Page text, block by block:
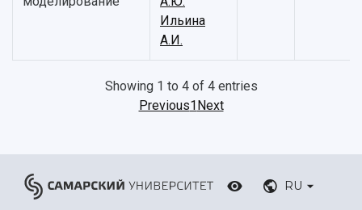
Ботанический сад
Умный дом бабочек
Международный межвузовский кампус
Сведения об образовательной организации
Официальные документы
Ильина
А.И.
Showing 1 to 4 of 4 entries
Previous1Next
RU